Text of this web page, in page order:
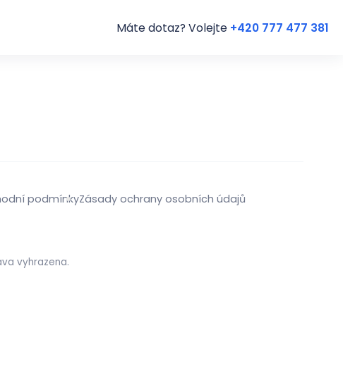
Máte dotaz? Volejte +420 777 477 381
podmínkyZásady ochrany osobních údajů
vyhrazena.